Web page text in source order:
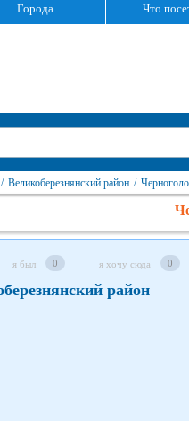
Города Что
/ Великоберезнянский район /
я был 0 я хочу сюда 0
район